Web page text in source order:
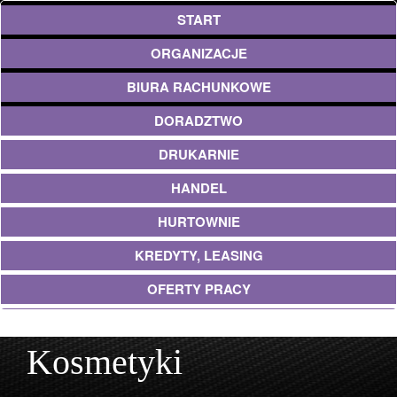
START
ORGANIZACJE
BIURA RACHUNKOWE
DORADZTWO
DRUKARNIE
HANDEL
HURTOWNIE
KREDYTY, LEASING
OFERTY PRACY
EKOLOGIA
ARCHITEKTURA
Kosmetyki